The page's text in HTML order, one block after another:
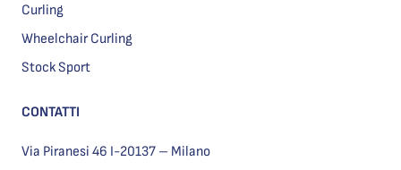
Curling
Wheelchair Curling
Stock Sport
CONTATTI
Via Piranesi 46 I-20137 – Milano